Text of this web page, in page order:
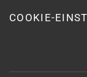
COOKIE-